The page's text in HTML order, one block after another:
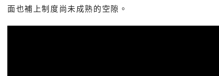
面也補上制度尚未成熟的空隙。